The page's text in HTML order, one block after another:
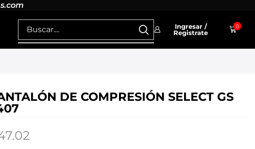
Ingresar /
Registrate
0
DE COMPRESIÓN SELECT GS